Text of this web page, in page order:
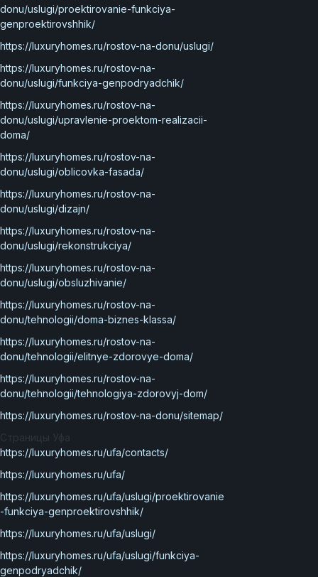
donu/uslugi/proektirovanie-funkciya-
genproektirovshhik/
https://luxuryhomes.ru/rostov-na-donu/uslugi/
https://luxuryhomes.ru/rostov-na-
donu/uslugi/funkciya-genpodryadchik/
https://luxuryhomes.ru/rostov-na-
donu/uslugi/upravlenie-proektom-realizacii-
doma/
https://luxuryhomes.ru/rostov-na-
donu/uslugi/oblicovka-fasada/
https://luxuryhomes.ru/rostov-na-
donu/uslugi/dizajn/
https://luxuryhomes.ru/rostov-na-
donu/uslugi/rekonstrukciya/
https://luxuryhomes.ru/rostov-na-
donu/uslugi/obsluzhivanie/
https://luxuryhomes.ru/rostov-na-
donu/tehnologii/doma-biznes-klassa/
https://luxuryhomes.ru/rostov-na-
donu/tehnologii/elitnye-zdorovye-doma/
https://luxuryhomes.ru/rostov-na-
donu/tehnologii/tehnologiya-zdorovyj-dom/
https://luxuryhomes.ru/rostov-na-donu/sitemap/
https://luxuryhomes.ru/ufa/contacts/
https://luxuryhomes.ru/ufa/
https://luxuryhomes.ru/ufa/uslugi/proektirovanie
-funkciya-genproektirovshhik/
https://luxuryhomes.ru/ufa/uslugi/
https://luxuryhomes.ru/ufa/uslugi/funkciya-
genpodryadchik/